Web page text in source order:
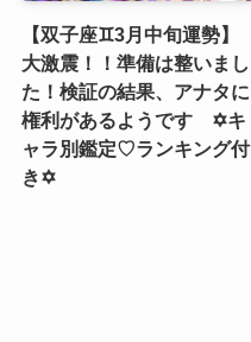
【双子座♊3月中旬運勢】
大激震！！準備は整いまし
た！検証の結果、アナタに
権利があるようです ✡️キ
ャラ別鑑定♡ランキング付
き✡️